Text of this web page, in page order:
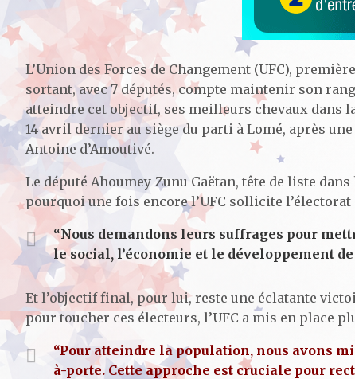
L’Union des Forces de Changement (UFC),
sortant, avec 7 députés, compte maintenir son
atteindre cet objectif, ses meilleurs chevaux dans
14 avril dernier au siège du parti à Lomé, après
Antoine d’Amoutivé.
Le député Ahoumey-Zunu Gaëtan, tête de liste
pourquoi une fois encore l’UFC sollicite l’électorat
“Nous demandons leurs suffrages pour
le social, l’économie et le développement de
Et l’objectif final, pour lui, reste une éclatante
pour toucher ces électeurs, l’UFC a mis en place
“Pour atteindre la population, nous avons
à-porte. Cette approche est cruciale pour